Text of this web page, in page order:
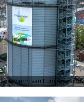
van Europa is